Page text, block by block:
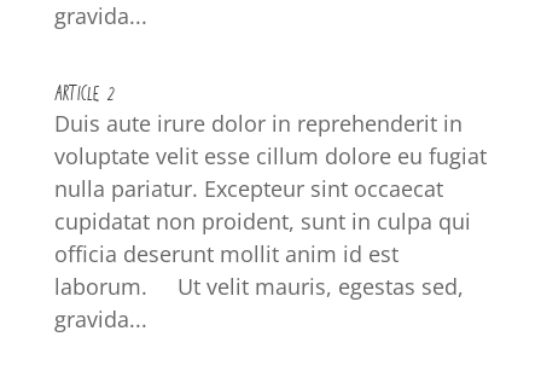
gravida...
ARTICLE 2
Duis aute irure dolor in reprehenderit in
voluptate velit esse cillum dolore eu fugiat
nulla pariatur. Excepteur sint occaecat
cupidatat non proident, sunt in culpa qui
officia deserunt mollit anim id est
laborum. Ut velit mauris, egestas sed,
gravida...